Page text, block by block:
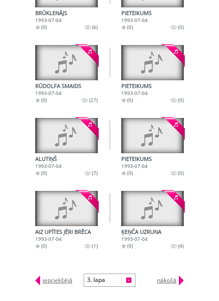
BRŪKLENĀJS
1993-07-04
(0)
(6)
PIETEIKUMS
1993-07-04
(0)
(0)
RŪDOLFA SMAIDS
1993-07-04
(0)
(27)
PIETEIKUMS
1993-07-04
(0)
(0)
ALUTIŅŠ
1993-07-04
(0)
(7)
PIETEIKUMS
1993-07-04
(0)
(0)
AIZ UPĪTES JĒRI BRĒCA
1993-07-04
(0)
(1)
ĶEŅČA UZRUNA
1993-07-04
(0)
(4)
iepriekšējā 3. lapa nākošā